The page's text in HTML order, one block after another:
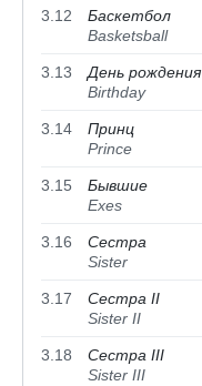
3.12
Баскетбол
Basketsball
3.13
День рождения
Birthday
3.14
Принц
Prince
3.15
Бывшие
Exes
3.16
Сестра
Sister
3.17
Сестра II
Sister II
3.18
Сестра III
Sister III